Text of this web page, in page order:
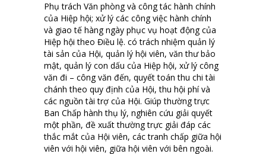
Phụ trách Văn phòng và công tác hành chính
của Hiệp hội; xử lý các công việc hành chính
và giao tế hàng ngày phục vụ hoạt động của
Hiệp hội theo Điều lệ. có trách nhiệm quản lý
tài sản của Hội, quản lý hội viên, văn thư bảo
mật, quản lý con dấu của Hiệp hội, xử lý công
văn đi – công văn đến, quyết toán thu chi tài
chánh theo quy định của Hội, thu hội phí và
các nguồn tài trợ của Hội. Giúp thường trực
Ban Chấp hành thụ lý, nghiên cứu giải quyết
một phần, đề xuất thường trực giải đáp các
thắc mắt của Hội viên, các tranh chấp giữa hội
viên với hội viên, giữa hội viên với bên ngoài.